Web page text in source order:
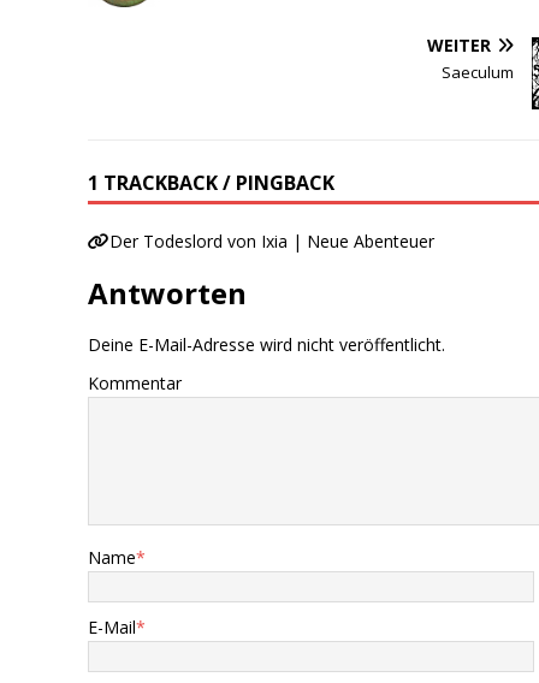
WEITER
Saeculum
1 TRACKBACK / PINGBACK
Der Todeslord von Ixia | Neue Abenteuer
Antworten
Deine E-Mail-Adresse wird nicht veröffentlicht.
Kommentar
Name*
E-Mail*